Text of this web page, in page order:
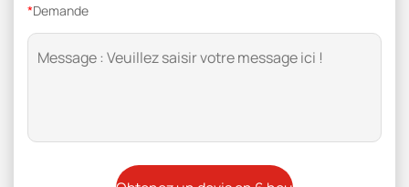
*Demande